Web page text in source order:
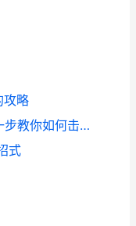
攻略
炉石团队副本策略大揭晓（一步一步教你如何击败困扰你的炉石团队副本 炉石团战
式